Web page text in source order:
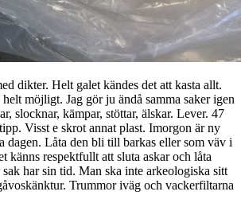
dikter. Helt galet kändes det att kasta allt.
möjligt. Jag gör ju ändå samma saker igen
slocknar, kämpar, stöttar, älskar. Lever. 47
Visst e skrot annat plast. Imorgon är ny
dagen. Låta den bli till barkas eller som väv i
känns respektfullt att sluta askar och låta
har sin tid. Man ska inte arkeologiska sitt
Trummor iväg och vackerfiltarna